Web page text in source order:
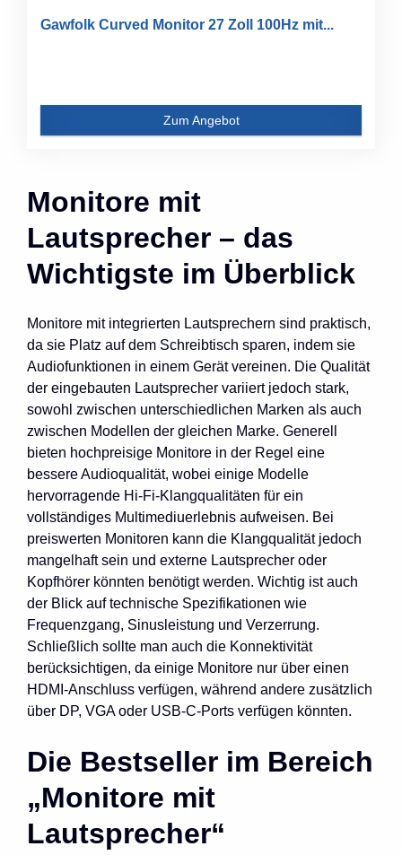
Gawfolk Curved Monitor 27 Zoll 100Hz mit...
Zum Angebot
Monitore mit
Lautsprecher – das
Wichtigste im Überblick
Monitore mit integrierten Lautsprechern sind praktisch,
da sie Platz auf dem Schreibtisch sparen, indem sie
Audiofunktionen in einem Gerät vereinen. Die Qualität
der eingebauten Lautsprecher variiert jedoch stark,
sowohl zwischen unterschiedlichen Marken als auch
zwischen Modellen der gleichen Marke. Generell
bieten hochpreisige Monitore in der Regel eine
bessere Audioqualität, wobei einige Modelle
hervorragende Hi-Fi-Klangqualitäten für ein
vollständiges Multimediuerlebnis aufweisen. Bei
preiswerten Monitoren kann die Klangqualität jedoch
mangelhaft sein und externe Lautsprecher oder
Kopfhörer könnten benötigt werden. Wichtig ist auch
der Blick auf technische Spezifikationen wie
Frequenzgang, Sinusleistung und Verzerrung.
Schließlich sollte man auch die Konnektivität
berücksichtigen, da einige Monitore nur über einen
HDMI-Anschluss verfügen, während andere zusätzlich
über DP, VGA oder USB-C-Ports verfügen könnten.
Die Bestseller im Bereich
„Monitore mit
Lautsprecher“